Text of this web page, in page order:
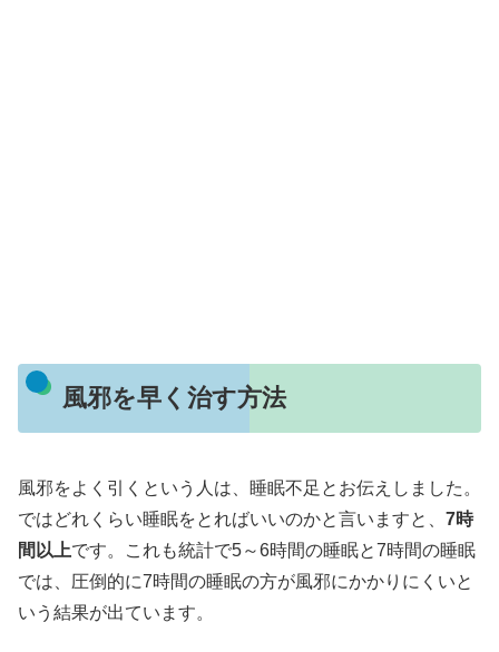
風邪を早く治す方法
風邪をよく引くという人は、睡眠不足とお伝えしました。
ではどれくらい睡眠をとればいいのかと言いますと、 7時
間以上です。これも統計で5～6時間の睡眠と7時間の睡眠
では、圧倒的に7時間の睡眠の方が風邪にかかりにくいと
いう結果が出ています。